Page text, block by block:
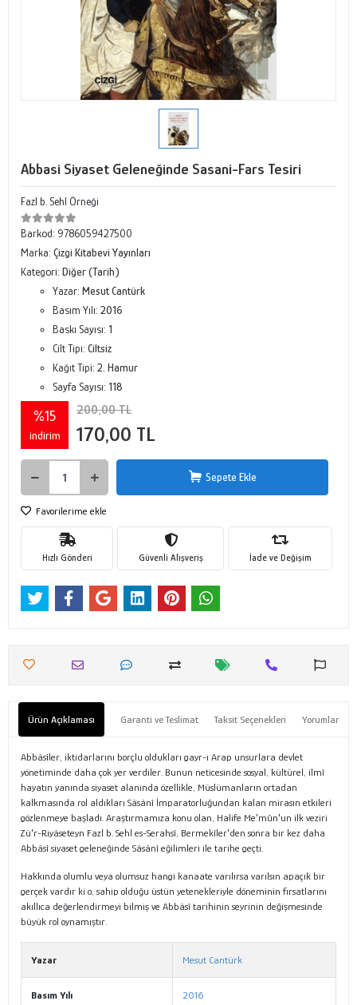
Abbasi Siyaset Geleneğinde Sasani-Fars Tesiri
Fazl b. Sehl Örneği
Barkod: 9786059427500
Marka: Çizgi Kitabevi Yayınları
Kategori: Diğer (Tarih)
Yazar: Mesut Cantürk
Basım Yılı: 2016
Baskı Sayısı: 1
Cilt Tipi: Ciltsiz
Kağıt Tipi: 2. Hamur
Sayfa Sayısı: 118
%15
indirim
200,00 TL
170,00 TL
Sepete Ekle
Favorilerime ekle
Hızlı Gönderi Güvenli Alışveriş İade ve Değişim
Ürün Açıklaması Garanti ve Teslimat Taksit Seçenekleri Yorumlar
Abbâsîler, iktidarlarını borçlu oldukları gayr-ı Arap unsurlara devlet
yönetiminde daha çok yer verdiler. Bunun neticesinde sosyal, kültürel, ilmî
hayatın yanında siyaset alanında özellikle, Müslümanların ortadan
kalkmasında rol aldıkları Sâsânî İmparatorluğundan kalan mirasın etkileri
gözlenmeye başladı. Araştırmamıza konu olan, Halife Me'mûn'un ilk veziri
Zü'r-Riyâseteyn Fazl b. Sehl es-Serahsî, Bermekîler'den sonra bir kez daha
Abbâsî siyaset geleneğinde Sâsânî eğilimleri ile tarihe geçti.
Hakkında olumlu veya olumsuz hangi kanaate varılırsa varılsın apaçık bir
gerçek vardır ki o, sahip olduğu üstün yetenekleriyle döneminin fırsatlarını
akıllıca değerlendirmeyi bilmiş ve Abbâsî tarihinin seyrinin değişmesinde
büyük rol oynamıştır.
Yazar Mesut Cantürk
Basım Yılı 2016